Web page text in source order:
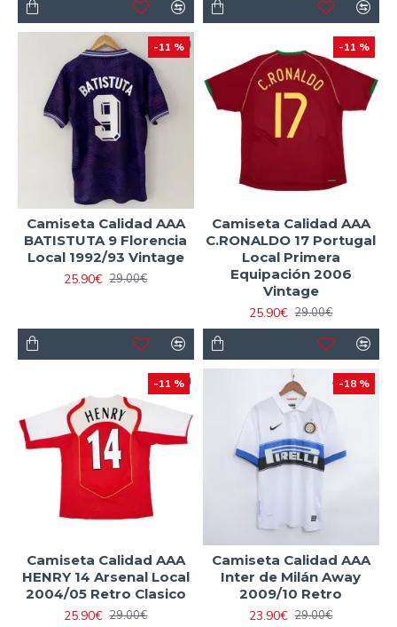
-11 %
Camiseta Calidad AAA
BATISTUTA 9 Florencia
Local 1992/93 Vintage
25.90€ 29.00€
-11 %
Camiseta Calidad AAA
C.RONALDO 17 Portugal
Local Primera
Equipación 2006
Vintage
25.90€ 29.00€
-11 %
Camiseta Calidad AAA
HENRY 14 Arsenal Local
2004/05 Retro Clasico
25.90€ 29.00€
-18 %
Camiseta Calidad AAA
Inter de Milán Away
2009/10 Retro
23.90€ 29.00€